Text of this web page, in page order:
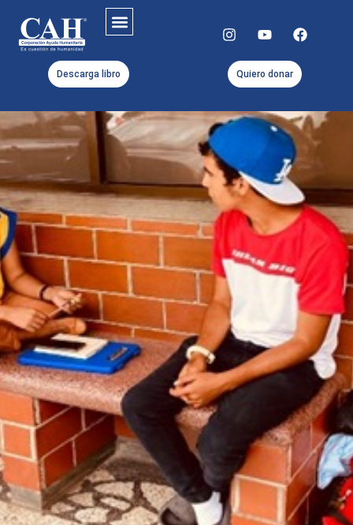
Descarga libro Quiero donar